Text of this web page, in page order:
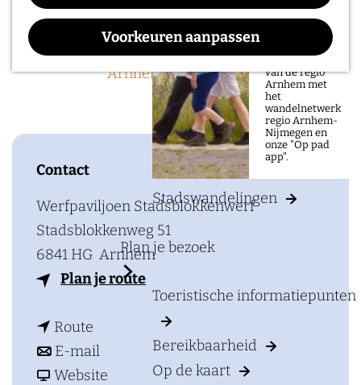
Voorkeuren aanpassen
natuur en rijke
van de regio
Arnhem met
het
wandelnetwerk
regio Arnhem-
Nijmegen en
onze "Op pad
app".
Stadswandelingen
Plan je bezoek
Toeristische informatiepunten
Bereikbaarheid
Op de kaart
Arnhem
Wanneer:
t/m 4 juli
Contact
Werfpaviljoen Stadsblokkenwerf
Stadsblokkenweg 51
6841 HG Arnhem
Plan je routen
H
Route
a
a
E-mail
a
Website